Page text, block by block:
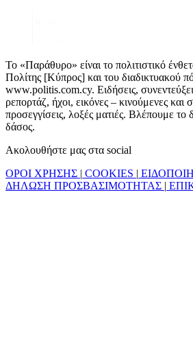
Το «Παράθυρο» είναι το πολιτιστικό
Πολίτης [Κύπρος] και του διαδικτυακού
www.politis.com.cy. Ειδήσεις,
ρεπορτάζ, ήχοι, εικόνες – κινούμενες και
προσεγγίσεις, λοξές ματιές. Βλέπουμε το
δάσος.
Ακολουθήστε μας στα social
ΟΡΟΙ ΧΡΗΣΗΣ | COOKIES |
ΔΗΛΩΣΗ ΠΡΟΣΒΑΣΙΜΟΤΗΤΑΣ |